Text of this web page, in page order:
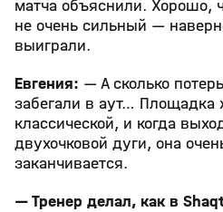
матча объяснили. Хорошо,
не очень сильный —
выиграли.
Евгения: — А сколько
забегали в аут… Площадка
классической, и когда
двухочковой дуги, она
заканчивается.
— Тренер делал, как в